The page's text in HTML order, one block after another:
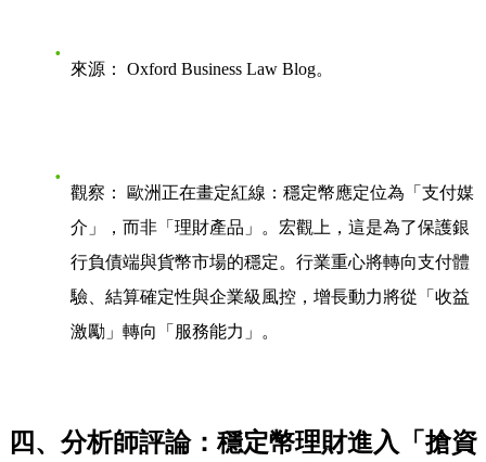
來源： Oxford Business Law Blog。
觀察：
歐洲正在畫定紅線：穩定幣應定位為「支付媒
介」，而非「理財產品」。宏觀上，這是為了保護銀
行負債端與貨幣市場的穩定。行業重心將轉向支付體
驗、結算確定性與企業級風控，增長動力將從「收益
激勵」轉向「服務能力」。
四、分析師評論：穩定幣理財進入「搶資